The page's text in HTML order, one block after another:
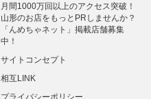
月間1000万回以上のアクセス突破！
山形のお店をもっとPRしませんか？
「んめちゃネット」掲載店舗募集
中！
サイトコンセプト
相互LINK
プライバシーポリシー